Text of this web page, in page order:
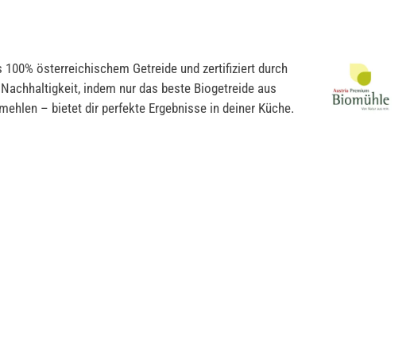
österreichischem Getreide und zertifiziert durch
indem nur das beste Biogetreide aus
– bietet dir perfekte Ergebnisse in deiner Küche.